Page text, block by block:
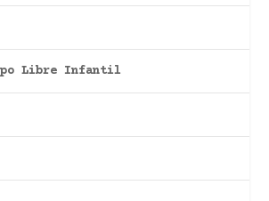
Libre Infantil